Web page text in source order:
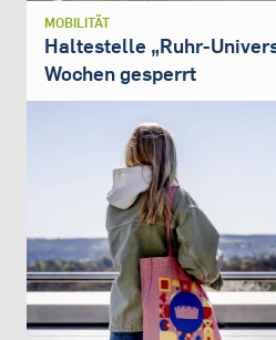
MOBILITÄT
Haltestelle „Ruhr-
Wochen gesperrt